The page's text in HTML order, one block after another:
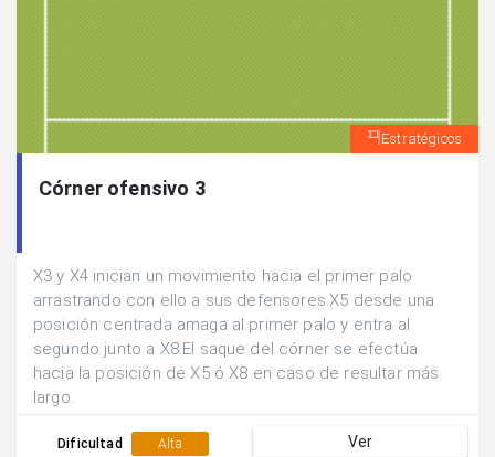
Estratégicos
Córner ofensivo 3
X3 y X4 inician un movimiento hacia el primer palo
arrastrando con ello a sus defensores.X5 desde una
posición centrada amaga al primer palo y entra al
segundo junto a X8.El saque del córner se efectúa
hacia la posición de X5 ó X8 en caso de resultar más
largo.
Dificultad Alta Ver